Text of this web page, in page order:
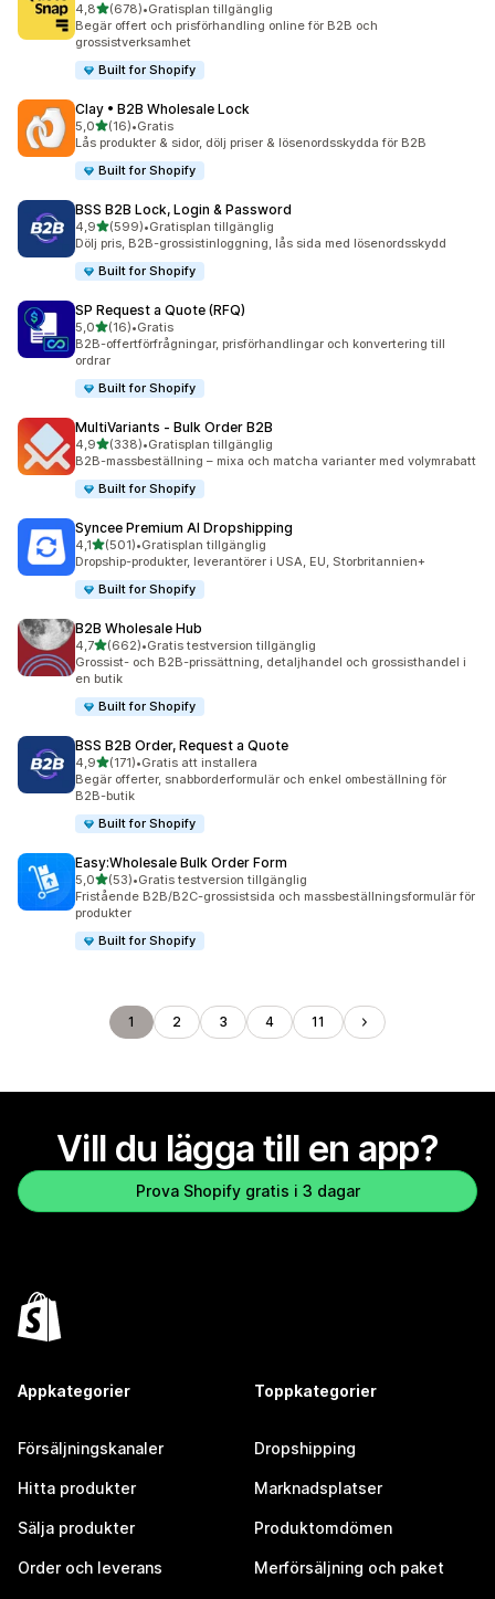
4,8av 5 stjärnor
(678)
678 recensioner totalt
•Gratisplan tillgänglig
Begär offert och prisförhandling online för B2B och
grossistverksamhet
Built for Shopify
Clay • B2B Wholesale Lock
5,0av 5 stjärnor
(16)
16 recensioner totalt
•Gratis
Lås produkter & sidor, dölj priser & lösenordsskydda för B2B
Built for Shopify
BSS B2B Lock, Login & Password
4,9av 5 stjärnor
(599)
599 recensioner totalt
•Gratisplan tillgänglig
Dölj pris, B2B-grossistinloggning, lås sida med lösenordsskydd
Built for Shopify
SP Request a Quote (RFQ)
5,0av 5 stjärnor
(16)
16 recensioner totalt
•Gratis
B2B-offertförfrågningar, prisförhandlingar och konvertering till
ordrar
Built for Shopify
MultiVariants ‑ Bulk Order B2B
4,9av 5 stjärnor
(338)
338 recensioner totalt
•Gratisplan tillgänglig
B2B-massbeställning – mixa och matcha varianter med volymrabatt
Built for Shopify
Syncee Premium AI Dropshipping
4,1av 5 stjärnor
(501)
501 recensioner totalt
•Gratisplan tillgänglig
Dropship-produkter, leverantörer i USA, EU, Storbritannien+
Built for Shopify
B2B Wholesale Hub
4,7av 5 stjärnor
(662)
662 recensioner totalt
•Gratis testversion tillgänglig
Grossist- och B2B-prissättning, detaljhandel och grossisthandel i
en butik
Built for Shopify
BSS B2B Order, Request a Quote
4,9av 5 stjärnor
(171)
171 recensioner totalt
•Gratis att installera
Begär offerter, snabborderformulär och enkel ombeställning för
B2B-butik
Built for Shopify
Easy:Wholesale Bulk Order Form
5,0av 5 stjärnor
(53)
53 recensioner totalt
•Gratis testversion tillgänglig
Fristående B2B/B2C-grossistsida och massbeställningsformulär för
produkter
Built for Shopify
1 2 3 4 11
Vill du lägga till en app?
Prova Shopify gratis i 3 dagar
Appkategorier
Försäljningskanaler
Hitta produkter
Sälja produkter
Order och leverans
Toppkategorier
Dropshipping
Marknadsplatser
Produktomdömen
Merförsäljning och paket